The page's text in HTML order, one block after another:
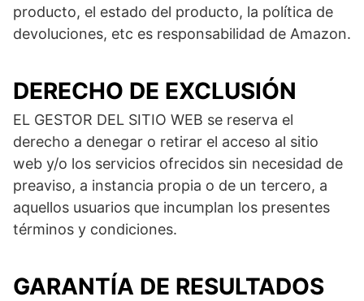
producto, el estado del producto, la política de
devoluciones, etc es responsabilidad de Amazon.
DERECHO DE EXCLUSIÓN
EL GESTOR DEL SITIO WEB se reserva el
derecho a denegar o retirar el acceso al sitio
web y/o los servicios ofrecidos sin necesidad de
preaviso, a instancia propia o de un tercero, a
aquellos usuarios que incumplan los presentes
términos y condiciones.
GARANTÍA DE RESULTADOS